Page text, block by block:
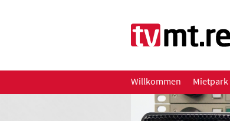
Willkommen Mietpark